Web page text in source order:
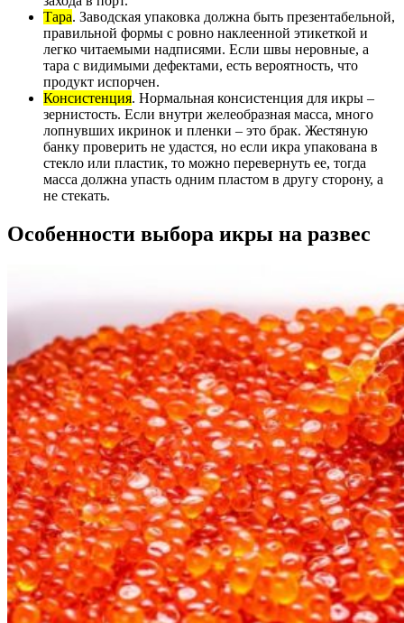
Тара. Заводская упаковка должна быть презентабельной,
правильной формы с ровно наклеенной этикеткой и
легко читаемыми надписями. Если швы неровные, а
тара с видимыми дефектами, есть вероятность, что
продукт испорчен.
Консистенция. Нормальная консистенция для икры –
зернистость. Если внутри желеобразная масса, много
лопнувших икринок и пленки – это брак. Жестяную
банку проверить не удастся, но если икра упакована в
стекло или пластик, то можно перевернуть ее, тогда
масса должна упасть одним пластом в другу сторону, а
не стекать.
Особенности выбора икры на развес